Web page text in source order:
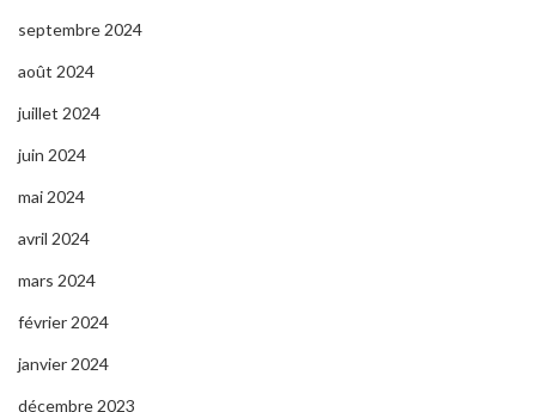
septembre 2024
août 2024
juillet 2024
juin 2024
mai 2024
avril 2024
mars 2024
février 2024
janvier 2024
décembre 2023